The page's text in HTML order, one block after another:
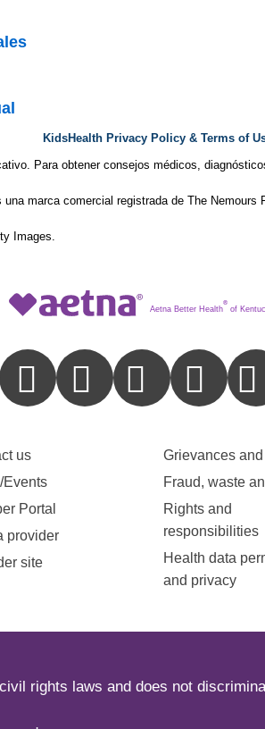
KidsHealth Privacy Policy & Terms of
Para obtener consejos médicos,
marca comercial registrada de The Nemours
Images.
Aetna Better Health
®
of
us
Events
Portal
provider
site
Grievances
Fraud, waste
Rights and
responsibilities
Health data
and privacy
rights laws and does not